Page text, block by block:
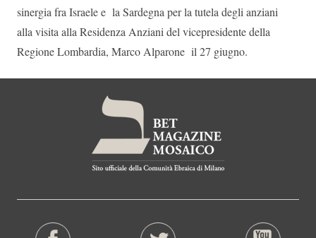
sinergia fra Israele e la Sardegna per la tutela degli anziani
alla visita alla Residenza Anziani del vicepresidente della
Regione Lombardia, Marco Alparone il 27 giugno.